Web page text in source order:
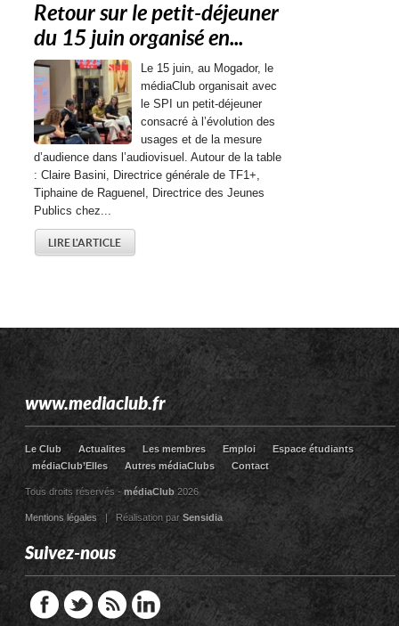
Retour sur le petit-déjeuner
du 15 juin organisé en...
Le 15 juin, au Mogador, le
médiaClub organisait avec
le SPI un petit-déjeuner
consacré à l’évolution des
usages et de la mesure
d’audience dans l’audiovisuel. Autour de la table
: Claire Basini, Directrice générale de TF1+,
Tiphaine de Raguenel, Directrice des Jeunes
Publics chez...
LIRE L'ARTICLE
www.mediaclub.fr
Le Club Actualites Les membres Emploi
Espace étudiants
médiaClub’Elles
Autres médiaClubs Contact
Tous droits réservés -médiaClub 2026
Mentions légales| Réalisation parSensidia
Suivez-nous